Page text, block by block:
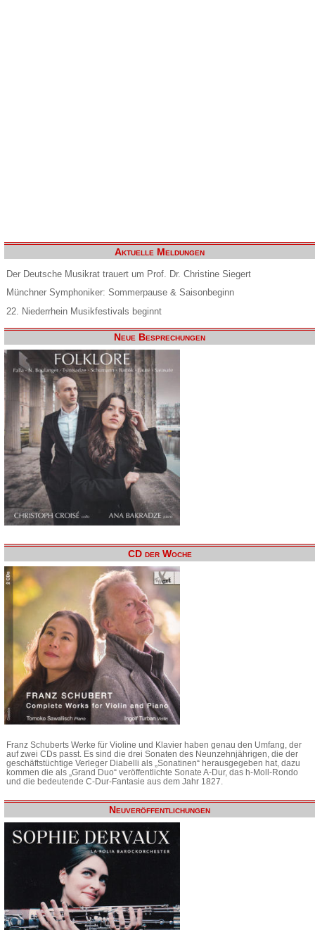
Aktuelle Meldungen
Der Deutsche Musikrat trauert um Prof. Dr. Christine Siegert
Münchner Symphoniker: Sommerpause & Saisonbeginn
22. Niederrhein Musikfestivals beginnt
Neue Besprechungen
CD der Woche
Franz Schuberts Werke für Violine und Klavier haben genau den Umfang, der
auf zwei CDs passt. Es sind die drei Sonaten des Neunzehnjährigen, die der
geschäftstüchtige Verleger Diabelli als „Sonatinen“ herausgegeben hat, dazu
kommen die als „Grand Duo“ veröffentlichte Sonate A-Dur, das h-Moll-Rondo
und die bedeutende C-Dur-Fantasie aus dem Jahr 1827.
Neuveröffentlichungen